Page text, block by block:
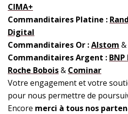
CIMA+
Commanditaires Platine :
Digital
Commanditaires Or :Alstom &
Commanditaires Argent :
Roche Bobois& Cominar
Votre engagement et votre
pour nous permettre de
Encore merci à tous nos